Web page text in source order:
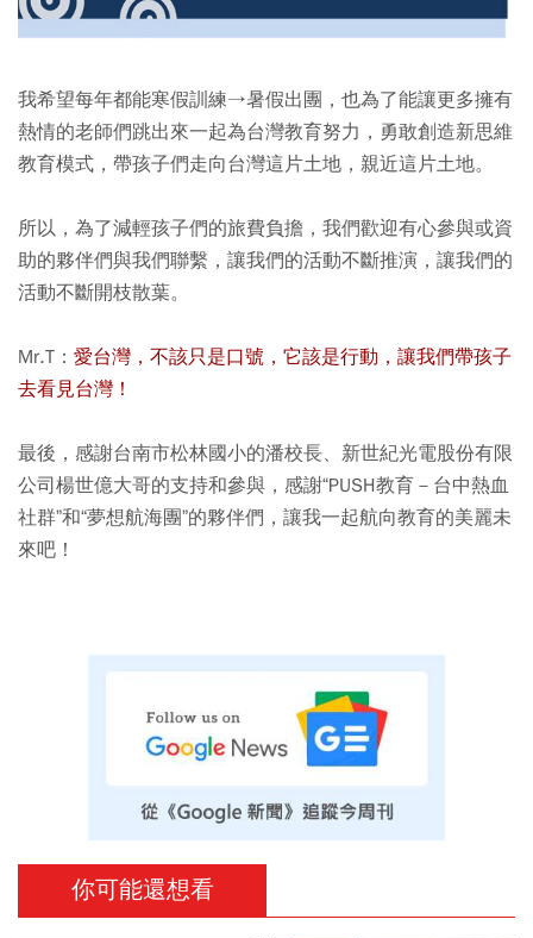
我希望每年都能寒假訓練→暑假出團，也為了能讓更多擁有
熱情的老師們跳出來一起為台灣教育努力，勇敢創造新思維
教育模式，帶孩子們走向台灣這片土地，親近這片土地。
所以，為了減輕孩子們的旅費負擔，我們歡迎有心參與或資
助的夥伴們與我們聯繫，讓我們的活動不斷推演，讓我們的
活動不斷開枝散葉。
Mr.T： 愛台灣，不該只是口號，它該是行動，讓我們帶孩子
去看見台灣！
最後，感謝台南市松林國小的潘校長、新世紀光電股份有限
公司楊世億大哥的支持和參與，感謝“PUSH教育－台中熱血
社群”和“夢想航海團”的夥伴們，讓我一起航向教育的美麗未
來吧！
你可能還想看